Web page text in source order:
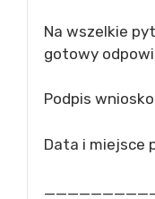
Na wszelkie
gotowy
Podpis
Data i miejsce